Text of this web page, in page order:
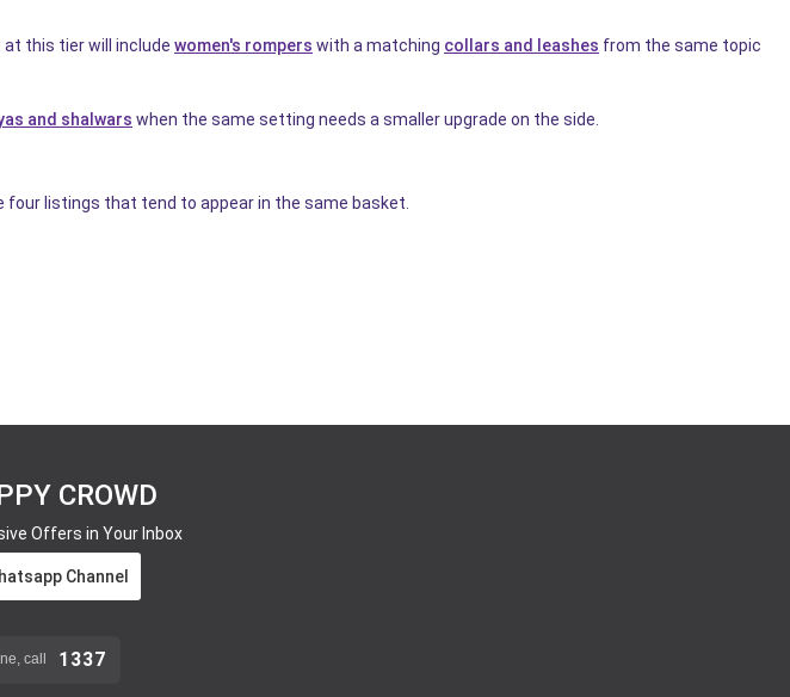
this tier will include women's rompers with a matching collars and leashes from the same topic
and shalwars when the same setting needs a smaller upgrade on the side.
listings that tend to appear in the same basket.
CROWD
Offers in Your Inbox
Channel
call 1337